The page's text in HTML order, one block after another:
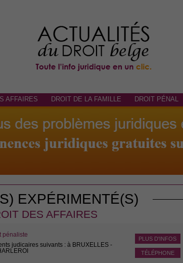
AFFAIRES DROIT DE LA FAMILLE DROIT PÉNAL
EXPÉRIMENTÉ(S)
DES AFFAIRES
PLUS D'INFOS
TÉLÉPHONE
pénaliste
judicaires suivants : à BRUXELLES -